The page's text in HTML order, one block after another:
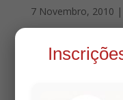
7 Novembro, 2010 |